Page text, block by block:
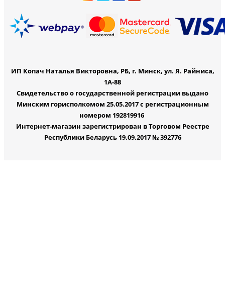
ИП Копач Наталья Викторовна, РБ, г. Минск, ул. Я. Райниса,
1А-88
Свидетельство о государственной регистрации выдано
Минским горисполкомом 25.05.2017 с регистрационным
номером 192819916
Интернет-магазин зарегистрирован в Торговом Реестре
Республики Беларусь 19.09.2017 № 392776